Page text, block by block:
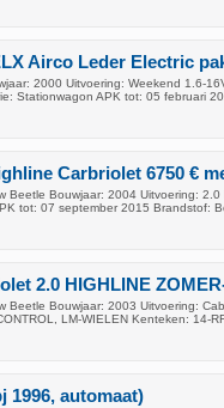
Airco Leder Electric
2000 Uitvoering: Weekend 1.6-
Stationwagon APK tot: 05 februari
Carbriolet 6750 €
Beetle Bouwjaar: 2004 Uitvoering:
tot: 07 september 2015 Brandstof:
2.0 HIGHLINE
Beetle Bouwjaar: 2003 Uitvoering:
LM-WIELEN Kenteken: 14-
1996, automaat)